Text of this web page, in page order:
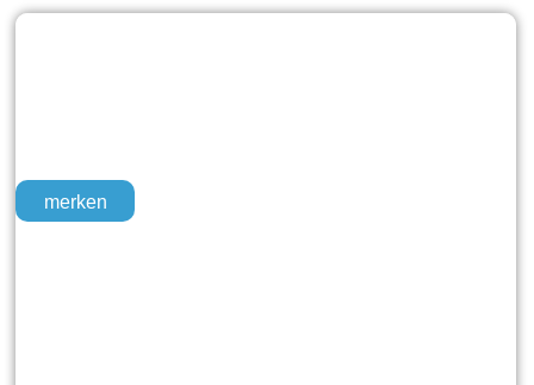
merken